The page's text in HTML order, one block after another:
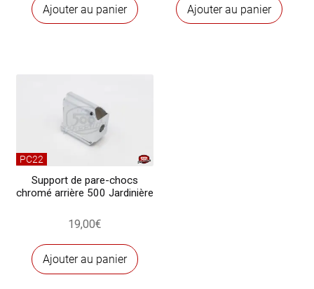
Ajouter au panier Ajouter au panier
PC22
Support de pare-chocs
chromé arrière 500 Jardinière
19,00€
Ajouter au panier